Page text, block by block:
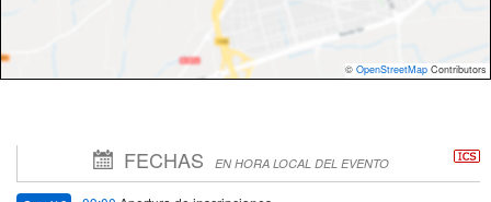
© OpenStreetMap Contributors
FECHAS EN HORA LOCAL DEL EVENTO